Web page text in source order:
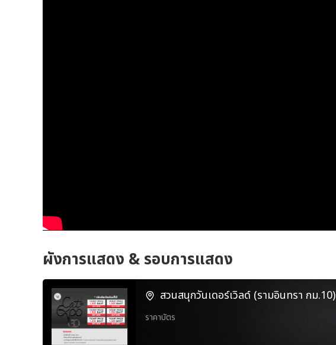
ผังการแสดง & รอบการแสดง
สวนสนุกวันเดอร์เวิลด์ (รามอินทรา กม.10)
ราคาบัตร